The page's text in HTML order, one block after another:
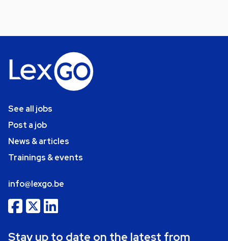
See all jobs
Post a job
News & articles
Trainings & events
info@lexgo.be
Stay up to date on the latest from